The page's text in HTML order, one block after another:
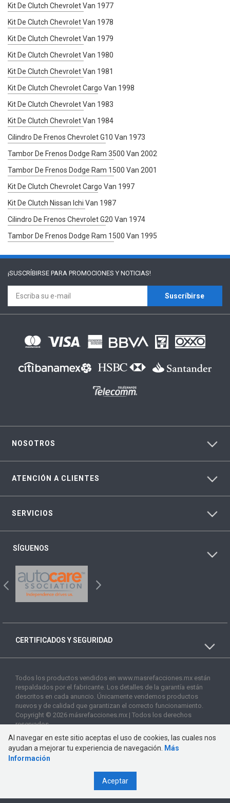
Kit De Clutch Chevrolet Van 1977
Kit De Clutch Chevrolet Van 1978
Kit De Clutch Chevrolet Van 1979
Kit De Clutch Chevrolet Van 1980
Kit De Clutch Chevrolet Van 1981
Kit De Clutch Chevrolet Cargo Van 1998
Kit De Clutch Chevrolet Van 1983
Kit De Clutch Chevrolet Van 1984
Cilindro De Frenos Chevrolet G10 Van 1973
Tambor De Frenos Dodge Ram 3500 Van 2002
Tambor De Frenos Dodge Ram 1500 Van 2001
Kit De Clutch Chevrolet Cargo Van 1997
Kit De Clutch Nissan Ichi Van 1987
Cilindro De Frenos Chevrolet G20 Van 1974
Tambor De Frenos Dodge Ram 1500 Van 1995
¡SUSCRÍBIRSE PARA PROMOCIONES Y NOTICIAS!
Suscríbirse
NOSOTROS
ATENCIÓN A CLIENTES
SERVICIOS
SÍGUENOS
CERTIFICADOS Y SEGURIDAD
Todos los productos vendidos en www.masrefacciones.mx están
respaldados por el fabricante. Los detalles de la garantía están
descritos en cada anuncio. Únicamente vendemos productos
nuevos y de calidad que garantizan el correcto funcionamiento.
Copyright © 2026 másrefacciones.mx | Todos los derechos
reservados
Al navegar en este sitio aceptas el uso de cookies, las cuales nos
ayudan a mejorar tu experiencia de navegación.
Más
Información
Aceptar